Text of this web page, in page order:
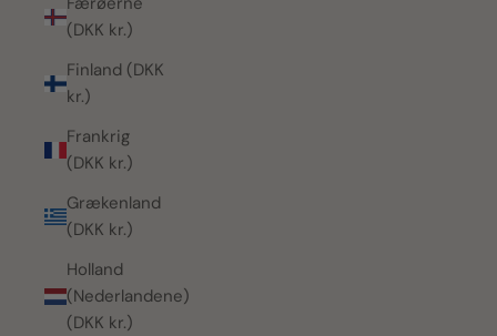
(DKK kr.)
Finland (DKK
kr.)
Frankrig
(DKK kr.)
Grækenland
(DKK kr.)
Holland
(Nederlandene)
(DKK kr.)